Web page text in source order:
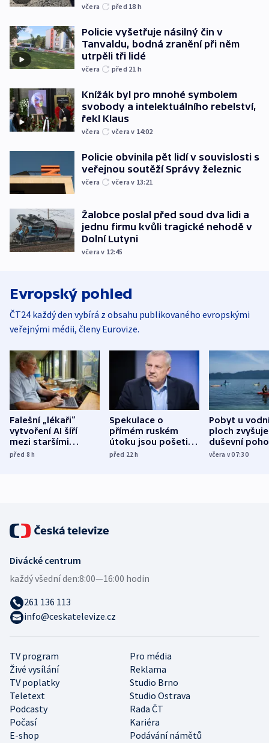
včera před 18 h
Policie vyšetřuje násilný čin v
Tanvaldu, bodná zranění při něm
utrpěli tři lidé
včera před 21 h
Knížák byl pro mnohé symbolem
svobody a intelektuálního rebelství,
řekl Klaus
včera včera v 14:02
Policie obvinila pět lidí v souvislosti s
veřejnou soutěží Správy železnic
včera včera v 13:21
Žalobce poslal před soud dva lidi a
jednu firmu kvůli tragické nehodě v
Dolní Lutyni
včera v 12:45
Evropský pohled
ČT24 každý den vybírá z obsahu publikovaného evropskými
veřejnými médii, členy Eurovize.
Falešní „lékaři“
vytvoření AI šíří
mezi staršími
Poláky nebezpečné
před 8h
Spekulace o
přímém ruském
útoku jsou pošetilé,
míní estonský
před 22h
Pobyt u
ploch zvyšuje
duševní
ukázala
včera v 07:30
TV program
Pro média
Živé vysílání
Reklama
TV poplatky
Studio Brno
Teletext
Studio Ostrava
Podcasty
Rada ČT
Počasí
Kariéra
E-shop
Podávání námětů
Divácké centrum
každý všední den:8:00—16:00 hodin
261 136 113
info@ceskatelevize.cz